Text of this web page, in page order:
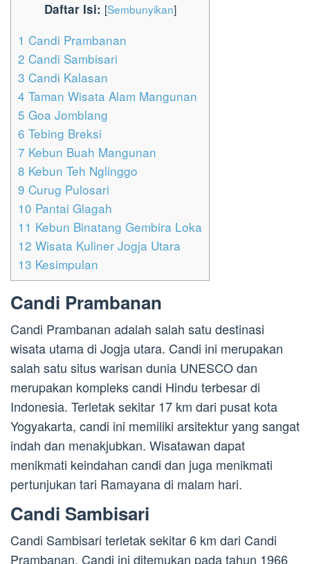
Daftar Isi: [Sembunyikan]
1 Candi Prambanan
2 Candi Sambisari
3 Candi Kalasan
4 Taman Wisata Alam Mangunan
5 Goa Jomblang
6 Tebing Breksi
7 Kebun Buah Mangunan
8 Kebun Teh Nglinggo
9 Curug Pulosari
10 Pantai Glagah
11 Kebun Binatang Gembira Loka
12 Wisata Kuliner Jogja Utara
13 Kesimpulan
Candi Prambanan
Candi Prambanan adalah salah satu destinasi
wisata utama di Jogja utara. Candi ini merupakan
salah satu situs warisan dunia UNESCO dan
merupakan kompleks candi Hindu terbesar di
Indonesia. Terletak sekitar 17 km dari pusat kota
Yogyakarta, candi ini memiliki arsitektur yang sangat
indah dan menakjubkan. Wisatawan dapat
menikmati keindahan candi dan juga menikmati
pertunjukan tari Ramayana di malam hari.
Candi Sambisari
Candi Sambisari terletak sekitar 6 km dari Candi
Prambanan. Candi ini ditemukan pada tahun 1966